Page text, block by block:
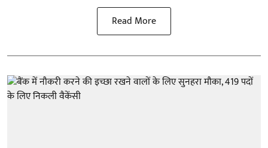
Read More